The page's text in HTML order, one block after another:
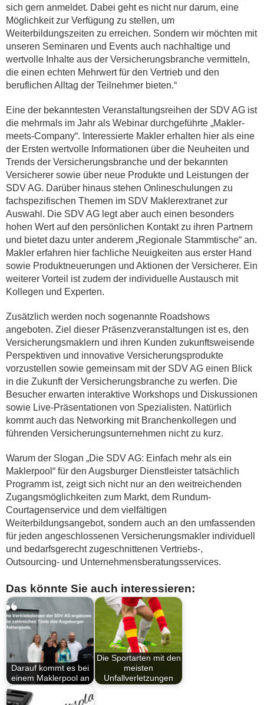
sich gern anmeldet. Dabei geht es nicht nur darum, eine
Möglichkeit zur Verfügung zu stellen, um
Weiterbildungszeiten zu erreichen. Sondern wir möchten mit
unseren Seminaren und Events auch nachhaltige und
wertvolle Inhalte aus der Versicherungsbranche vermitteln,
die einen echten Mehrwert für den Vertrieb und den
beruflichen Alltag der Teilnehmer bieten.“
Eine der bekanntesten Veranstaltungsreihen der SDV AG ist
die mehrmals im Jahr als Webinar durchgeführte „Makler-
meets-Company“. Interessierte Makler erhalten hier als eine
der Ersten wertvolle Informationen über die Neuheiten und
Trends der Versicherungsbranche und der bekannten
Versicherer sowie über neue Produkte und Leistungen der
SDV AG. Darüber hinaus stehen Onlineschulungen zu
fachspezifischen Themen im SDV Maklerextranet zur
Auswahl. Die SDV AG legt aber auch einen besonders
hohen Wert auf den persönlichen Kontakt zu ihren Partnern
und bietet dazu unter anderem „Regionale Stammtische“ an.
Makler erfahren hier fachliche Neuigkeiten aus erster Hand
sowie Produktneuerungen und Aktionen der Versicherer. Ein
weiterer Vorteil ist zudem der individuelle Austausch mit
Kollegen und Experten.
Zusätzlich werden noch sogenannte Road­shows
angeboten. Ziel dieser Präsenzveranstaltungen ist es, den
Versicherungsmaklern und ihren Kunden zukunftsweisende
Per­spektiven und innovative Versicherungsprodukte
vorzustellen sowie gemeinsam mit der SDV AG einen Blick
in die Zukunft der Versicherungsbranche zu werfen. Die
Besucher erwarten interaktive Workshops und Diskussionen
sowie Live-Präsentationen von Spezialisten. Natürlich
kommt auch das Networking mit Branchenkollegen und
führenden Versicherungsunternehmen nicht zu kurz.
Warum der Slogan „Die SDV AG: Einfach mehr als ein
Maklerpool“ für den Augsburger Dienstleister tatsächlich
Programm ist, zeigt sich nicht nur an den weitreichenden
Zugangsmöglichkeiten zum Markt, dem Rundum-
Courtagenservice und dem vielfältigen
Weiterbildungsangebot, sondern auch an den umfassenden
für jeden angeschlossenen Versicherungsmakler individuell
und bedarfsgerecht zugeschnittenen Vertriebs-,
Outsourcing- und Unternehmensberatungsservices.
Das könnte Sie auch interessieren:
Darauf kommt es bei
einem Maklerpool an
Die Sportarten mit den
meisten
Unfallverletzungen